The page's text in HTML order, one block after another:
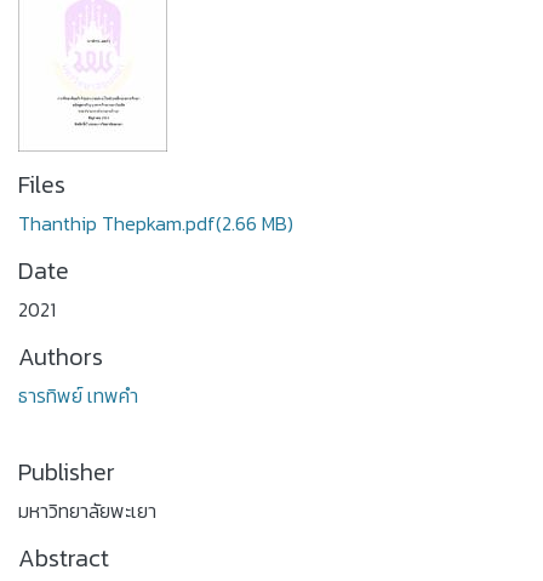
Files
Thanthip Thepkam.pdf(2.66 MB)
Date
2021
Authors
ธารทิพย์ เทพคำ
Publisher
มหาวิทยาลัยพะเยา
Abstract